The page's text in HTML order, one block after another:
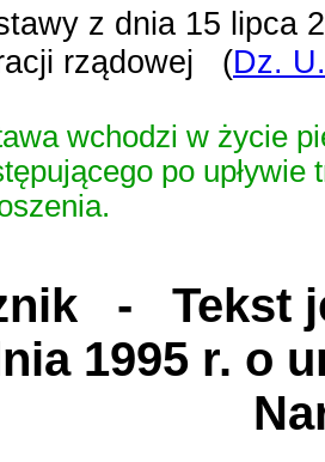
z dnia 15 lipca
rządowej
(Dz.
wchodzi w życie
po
- Tekst
1995 r. o